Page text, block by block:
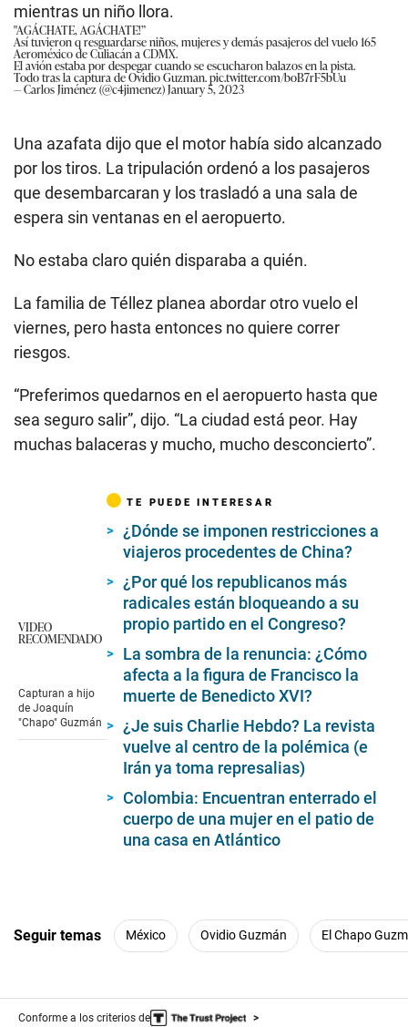
mientras un niño llora.
"AGÁCHATE, AGÁCHATE!”
Así tuvieron q resguardarse niños, mujeres y demás pasajeros del vuelo 165
Aeroméxico de Culiacán a CDMX.
El avión estaba por despegar cuando se escucharon balazos en la pista.
Todo tras la captura de Ovidio Guzman.pic.twitter.com/boB7rF5bUu
— Carlos Jiménez (@c4jimenez)January 5, 2023
Una azafata dijo que el motor había sido alcanzado
por los tiros. La tripulación ordenó a los pasajeros
que desembarcaran y los trasladó a una sala de
espera sin ventanas en el aeropuerto.
No estaba claro quién disparaba a quién.
La familia de Téllez planea abordar otro vuelo el
viernes, pero hasta entonces no quiere correr
riesgos.
“Preferimos quedarnos en el aeropuerto hasta que
sea seguro salir”, dijo. “La ciudad está peor. Hay
muchas balaceras y mucho, mucho desconcierto”.
VIDEO
RECOMENDADO
Capturan a hijo
de Joaquín
"Chapo" Guzmán
TE PUEDE INTERESAR
¿Dónde se imponen restricciones a
viajeros procedentes de China?
¿Por qué los republicanos más
radicales están bloqueando a su
propio partido en el Congreso?
La sombra de la renuncia: ¿Cómo
afecta a la figura de Francisco la
muerte de Benedicto XVI?
¿Je suis Charlie Hebdo? La revista
vuelve al centro de la polémica (e
Irán ya toma represalias)
Colombia: Encuentran enterrado el
cuerpo de una mujer en el patio de
una casa en Atlántico
Seguir temas México Ovidio Guzmán El Chapo
Conforme a los criterios de